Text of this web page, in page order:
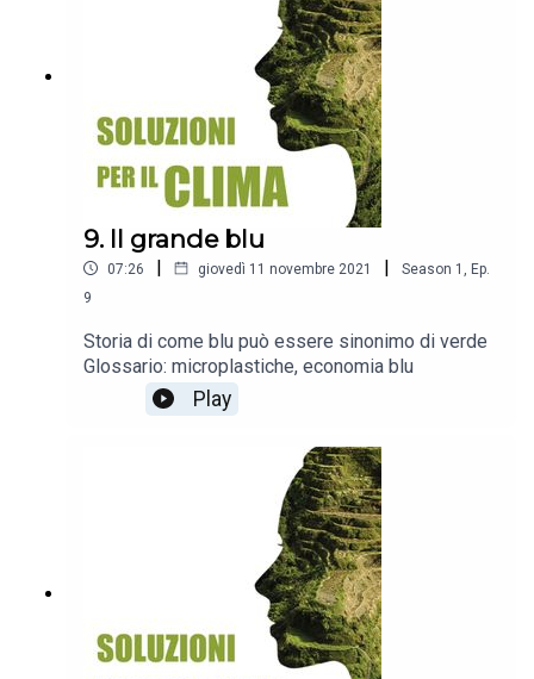
9. Il grande blu
07:26 | giovedì 11 novembre 2021 | Season 1 , Ep.
9
Storia di come blu può essere sinonimo di verde
Glossario: microplastiche, economia blu
Play